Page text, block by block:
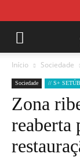
Início Sociedade
Sociedade // S+
Zona
reaberta